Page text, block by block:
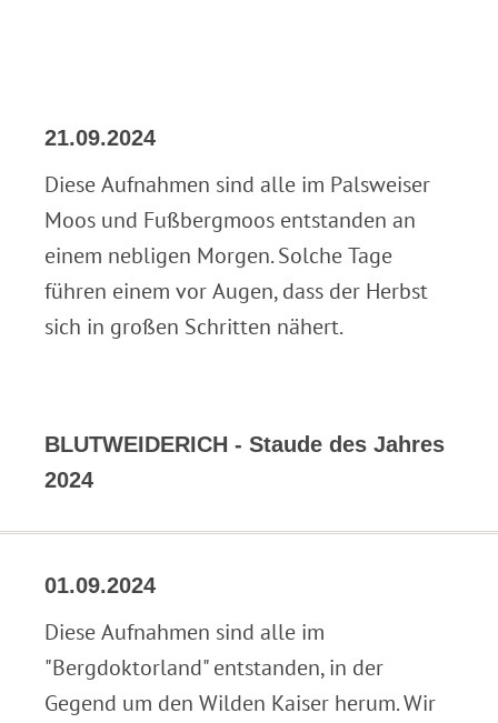
21.09.2024
Diese Aufnahmen sind alle im Palsweiser
Moos und Fußbergmoos entstanden an
einem nebligen Morgen. Solche Tage
führen einem vor Augen, dass der Herbst
sich in großen Schritten nähert.
BLUTWEIDERICH - Staude des Jahres
2024
01.09.2024
Diese Aufnahmen sind alle im
"Bergdoktorland" entstanden, in der
Gegend um den Wilden Kaiser herum. Wir